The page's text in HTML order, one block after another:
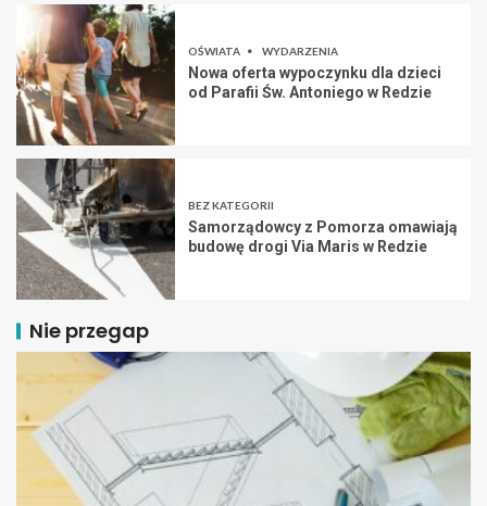
OŚWIATA WYDARZENIA
Nowa oferta wypoczynku dla dzieci
od Parafii Św. Antoniego w Redzie
BEZ KATEGORII
Samorządowcy z Pomorza omawiają
budowę drogi Via Maris w Redzie
Nie przegap